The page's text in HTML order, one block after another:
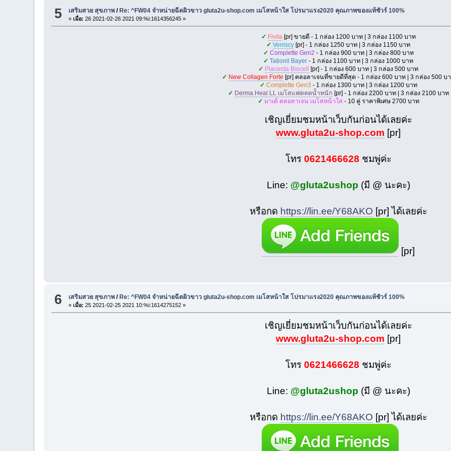
5 เสริมสวย สุขภาพ / Re: ^FW04 จำหน่ายฉีดผิวขาว gluta2u-shop.com เมโสหน้าใส โปรมาแรง2020 คุณภาพของแท้ชัวร์ 100%
«เมื่อ: 26 2021-02-26 2021 09:%i:1614356245 »
✓ Fivita[pr] ขายดี - 1 กล่อง 1200 บาท | 3 กล่อง 1100 บาท
✓ Veniscy [pr] - 1 กล่อง 1250 บาท | 3 กล่อง 1150 บาท
✓ Complette Gen2 - 1 กล่อง 900 บาท | 3 กล่อง 800 บาท
✓ Tationil Bayer - 1 กล่อง 1100 บาท | 3 กล่อง 1000 บาท
✓ Placenta Biocell
[pr] - 1 กล่อง 600 บาท | 3 กล่อง 500 บาท
✓ New Collagen Forte [pr] คลอลาเจนที่ขายดีที่สุด - 1 กล่อง 600 บาท | 3 กล่อง 500 บ
✓ Complette Gen3 - 1 กล่อง 1300 บาท | 3 กล่อง 1200 บาท
✓ Derma Heal LL เมโสแฟตลดน้ำหนัก [pr] - 1 กล่อง 2200 บาท | 3 กล่อง 2100 บาท
✓ มาเด้ คลอลาเจน เมโสหน้าใส - 10 คู่ ราคาพิเศษ 2700 บาท
เชิญเยี่ยมชมหน้าเว็บกันก่อนได้เลยค่ะ
www.gluta2u-shop.com [pr]
โทร 0621466628 ชมพู่ค่ะ
Line: @gluta2ushop (มี @ นะคะ)
หรือกด https://lin.ee/Y68AKO [pr] ได้เลยค่ะ
[pr]
6 เสริมสวย สุขภาพ /Re: ^FW04 จำหน่ายฉีดผิวขาว gluta2u-shop.com เมโสหน้าใส โปรมาแรง2020 คุณภาพของแท้ชัวร์ 100%
«เมื่อ: 25 2021-02-25 2021 10:%i:1614275152 »
เชิญเยี่ยมชมหน้าเว็บกันก่อนได้เลยค่ะ
www.gluta2u-shop.com [pr]
โทร 0621466628 ชมพู่ค่ะ
Line: @gluta2ushop (มี @ นะคะ)
หรือกด https://lin.ee/Y68AKO [pr] ได้เลยค่ะ